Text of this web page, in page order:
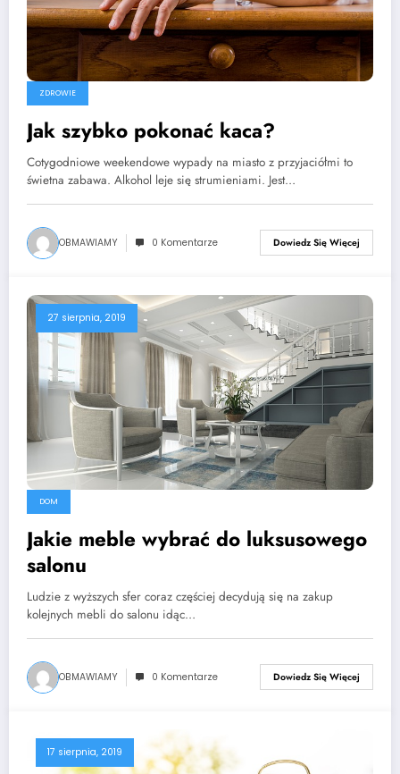
ZDROWIE
Jak szybko pokonać kaca?
Cotygodniowe weekendowe wypady na miasto z przyjaciółmi to
świetna zabawa. Alkohol leje się strumieniami. Jest…
OBMAWIAMY 0 Komentarze Dowiedz Się Więcej
27 sierpnia, 2019
DOM
Jakie meble wybrać do luksusowego
salonu
Ludzie z wyższych sfer coraz częściej decydują się na zakup
kolejnych mebli do salonu idąc…
OBMAWIAMY 0 Komentarze Dowiedz Się Więcej
17 sierpnia, 2019